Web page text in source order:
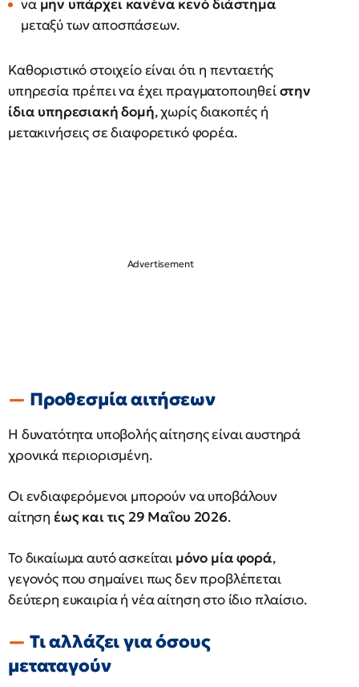
να μην υπάρχει κανένα κενό διάστημα
μεταξύ των αποσπάσεων.
Καθοριστικό στοιχείο είναι ότι η πενταετής
υπηρεσία πρέπει να έχει πραγματοποιηθείστην
ίδια υπηρεσιακή δομή, χωρίς διακοπές ή
μετακινήσεις σε διαφορετικό φορέα.
Προθεσμία αιτήσεων
Η δυνατότητα υποβολής αίτησης είναι αυστηρά
χρονικά περιορισμένη.
Οι ενδιαφερόμενοι μπορούν να υποβάλουν
αίτηση έως και τις 29 Μαΐου 2026.
Το δικαίωμα αυτό ασκείται μόνο μία φορά,
γεγονός που σημαίνει πως δεν προβλέπεται
δεύτερη ευκαιρία ή νέα αίτηση στο ίδιο πλαίσιο.
Τι αλλάζει για όσους
μεταταγούν